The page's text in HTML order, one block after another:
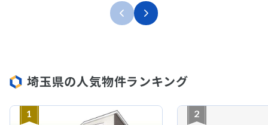
埼玉県の人気物件ランキング
1 2